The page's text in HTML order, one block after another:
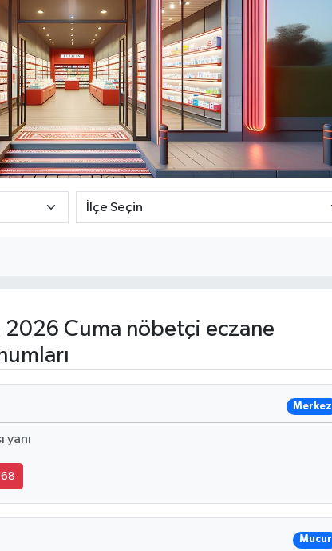
2026 Cuma nöbetçi eczane
Merkez
yanı
68
Mucur